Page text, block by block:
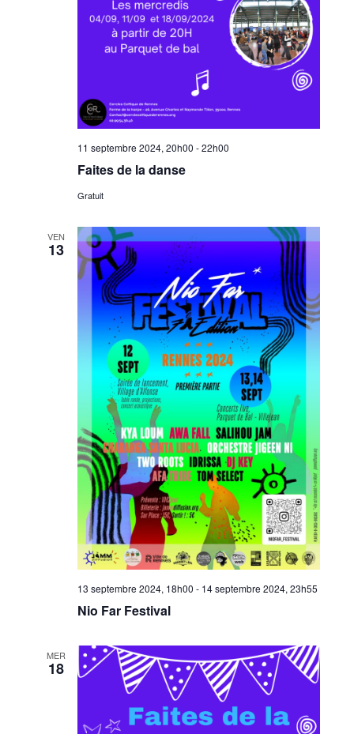
11 septembre 2024, 20h00 -22h00
Faites de la danse
Gratuit
VEN
13
13 septembre 2024, 18h00 - 14 septembre 2024, 23h55
Nio Far Festival
MER
18